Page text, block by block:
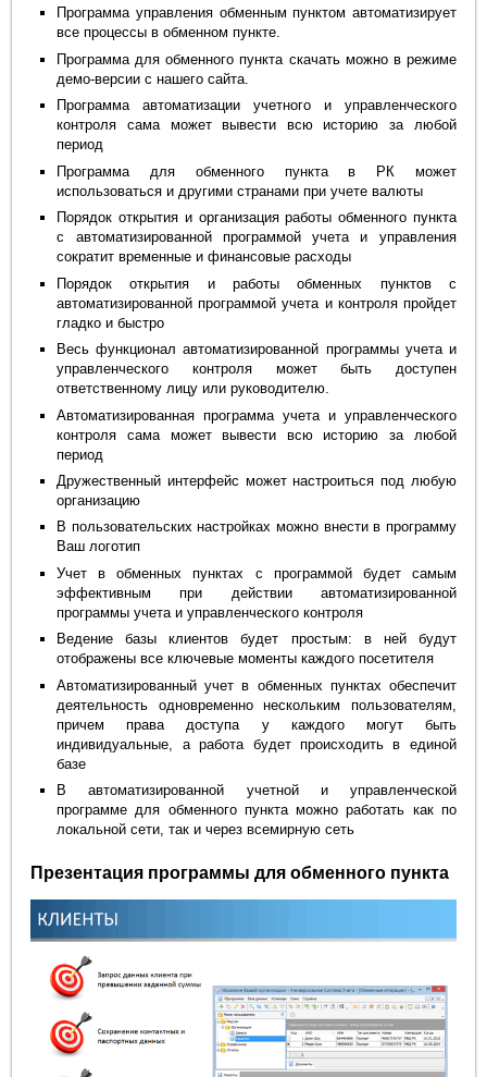
Программа управления обменным пунктом автоматизирует
все процессы в обменном пункте.
Программа для обменного пункта скачать можно в режиме
демо-версии с нашего сайта.
Программа автоматизации учетного и управленческого
контроля сама может вывести всю историю за любой
период
Программа для обменного пункта в РК может
использоваться и другими странами при учете валюты
Порядок открытия и организация работы обменного пункта
с автоматизированной программой учета и управления
сократит временные и финансовые расходы
Порядок открытия и работы обменных пунктов с
автоматизированной программой учета и контроля пройдет
гладко и быстро
Весь функционал автоматизированной программы учета и
управленческого контроля может быть доступен
ответственному лицу или руководителю.
Автоматизированная программа учета и управленческого
контроля сама может вывести всю историю за любой
период
Дружественный интерфейс может настроиться под любую
организацию
В пользовательских настройках можно внести в программу
Ваш логотип
Учет в обменных пунктах с программой будет самым
эффективным при действии автоматизированной
программы учета и управленческого контроля
Ведение базы клиентов будет простым: в ней будут
отображены все ключевые моменты каждого посетителя
Автоматизированный учет в обменных пунктах обеспечит
деятельность одновременно нескольким пользователям,
причем права доступа у каждого могут быть
индивидуальные, а работа будет происходить в единой
базе
В автоматизированной учетной и управленческой
программе для обменного пункта можно работать как по
локальной сети, так и через всемирную сеть
Презентация программы для обменного пункта